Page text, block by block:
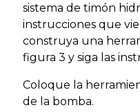
sistema de timón
instrucciones que
construya una
figura 3 y siga las
Coloque la
de la bomba.